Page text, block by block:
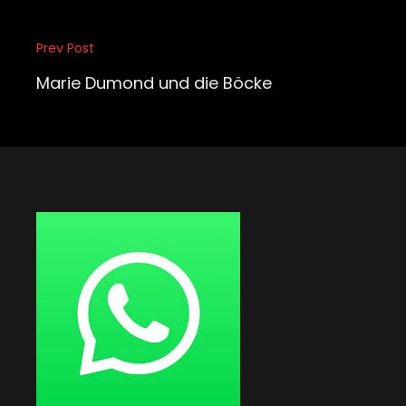
Beitragsnavigation
Previous
Post
Prev Post
Marie Dumond und die Böcke